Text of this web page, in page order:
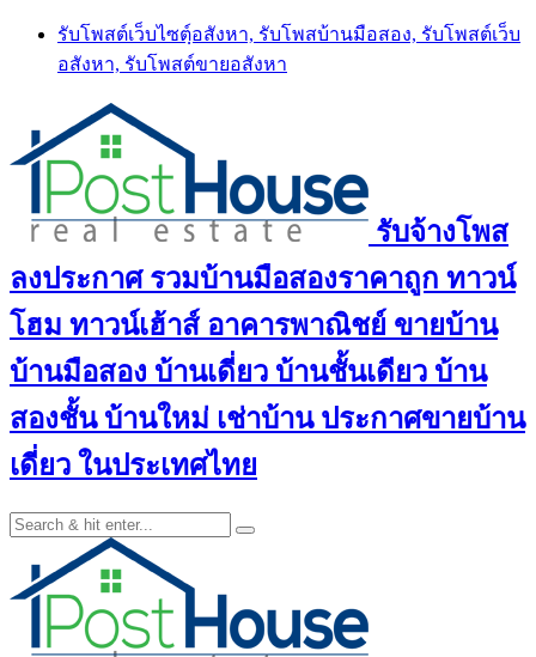
Skip
content
รับโพสต์เว็บไซตฺ์อสังหา, รับโพสบ้านมือสอง, รับโพสต์เว็บ
อสังหา, รับโพสต์ขายอสังหา
รับจ้างโพส
ลงประกาศ รวมบ้านมือสองราคาถูก ทาวน์
โฮม ทาวน์เฮ้าส์ อาคารพาณิชย์ ขายบ้าน
บ้านมือสอง บ้านเดี่ยว บ้านชั้นเดียว บ้าน
สองชั้น บ้านใหม่ เช่าบ้าน ประกาศขายบ้าน
เดี่ยว ในประเทศไทย